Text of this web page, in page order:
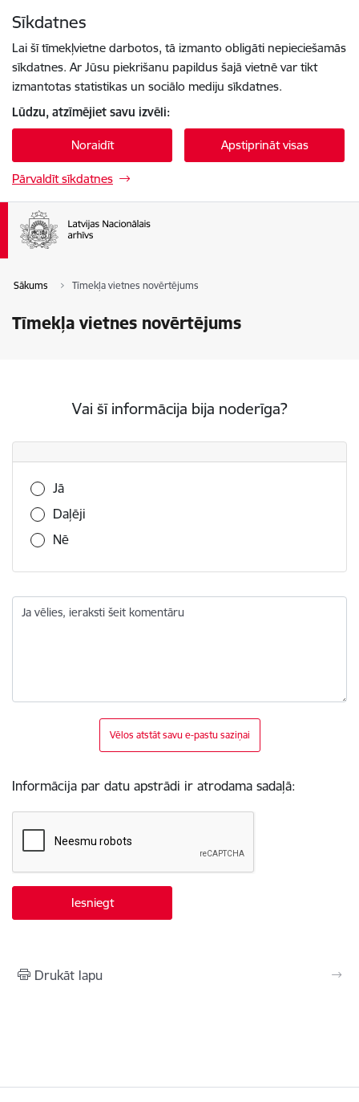
Sīkdatnes
Lai šī tīmekļvietne darbotos, tā izmanto obligāti nepieciešamās
sīkdatnes. Ar Jūsu piekrišanu papildus šajā vietnē var tikt
izmantotas statistikas un sociālo mediju sīkdatnes.
Lūdzu, atzīmējiet savu izvēli:
Noraidīt Apstiprināt visas
Pārvaldīt sīkdatnes
Sākums Tīmekļa vietnes novērtējums
Tīmekļa vietnes novērtējums
Vai šī informācija bija noderīga?
Vai šī informācija bija noderīga?
Jā
Daļēji
Nē
Ja vēlies, ieraksti šeit komentāru
Vēlos atstāt savu e-pastu saziņai
Informācija par datu apstrādi ir atrodama sadaļā:
Drukāt lapu